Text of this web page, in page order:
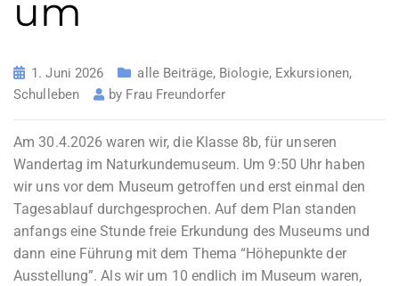
um
1. Juni 2026 alle Beiträge, Biologie, Exkursionen,
Schulleben
by Frau Freundorfer
Am 30.4.2026 waren wir, die Klasse 8b, für unseren
Wandertag im Naturkundemuseum. Um 9:50 Uhr haben
wir uns vor dem Museum getroffen und erst einmal den
Tagesablauf durchgesprochen. Auf dem Plan standen
anfangs eine Stunde freie Erkundung des Museums und
dann eine Führung mit dem Thema “Höhepunkte der
Ausstellung”. Als wir um 10 endlich im Museum waren,